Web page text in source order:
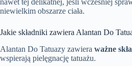
nawet tej delikatnej, jeśli wcześniej
niewielkim obszarze ciała.
Jakie składniki zawiera Alantan Do
Alantan Do Tatuazy zawiera ważne
wspierają pielęgnację tatuażu.